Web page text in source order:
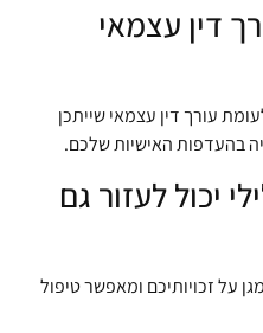
דין עצמאי
עורך דין עצמאי שייתכן
בהעדפות האישיות שלכם.
יכול לעזור גם
על זכויותיכם ומאפשר טיפול